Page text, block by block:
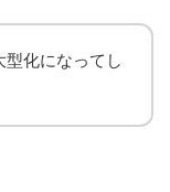
化になってし